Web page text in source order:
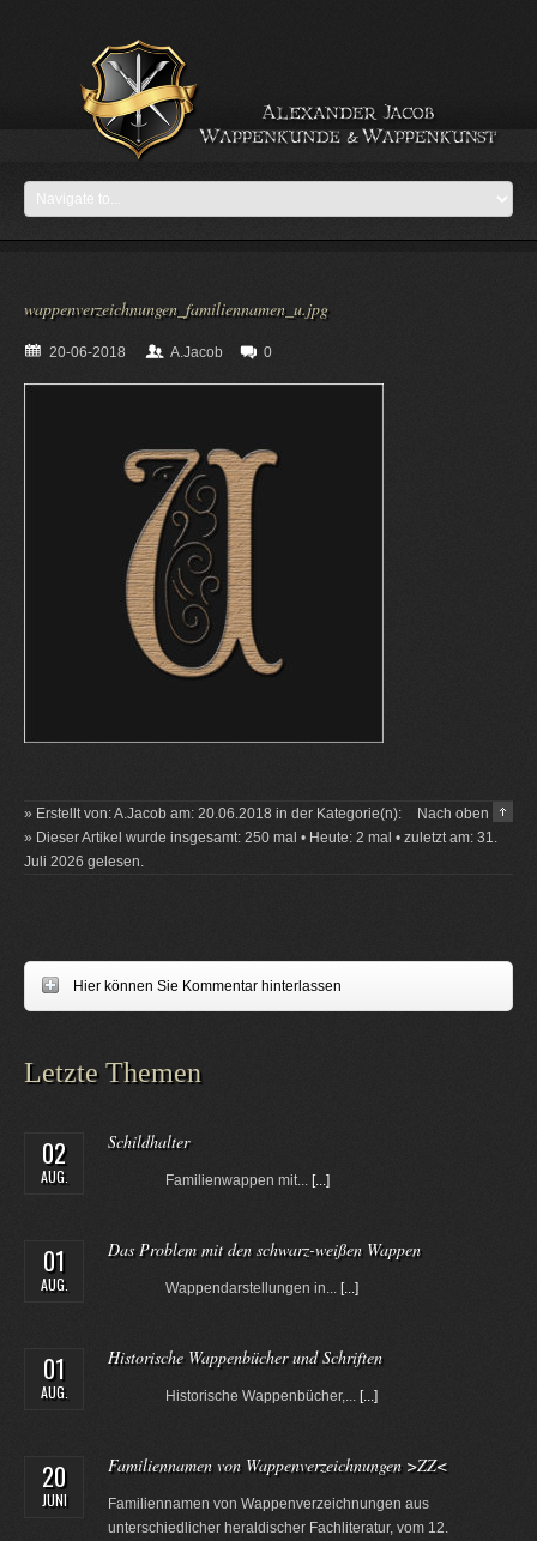
wappenverzeichnungen_familiennamen_u.jpg
20-06-2018 A.Jacob 0
Nach oben
» Erstellt von: A.Jacob am: 20.06.2018 in der Kategorie(n):
» Dieser Artikel wurde insgesamt: 250 mal • Heute: 2 mal • zuletzt am: 31.
Juli 2026 gelesen.
Hier können Sie Kommentar hinterlassen
Letzte Themen
02
AUG.
Schildhalter
Familienwappen mit... [...]
01
AUG.
Das Problem mit den schwarz-weißen Wappen
Wappendarstellungen in... [...]
01
AUG.
Historische Wappenbücher und Schriften
Historische Wappenbücher,... [...]
20
JUNI
Familiennamen von Wappenverzeichnungen >ZZ<
Familiennamen von Wappenverzeichnungen aus
unterschiedlicher heraldischer Fachliteratur, vom 12.